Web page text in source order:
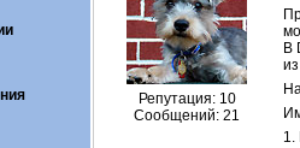
Репутация: 10
Сообщений: 21
В
1.